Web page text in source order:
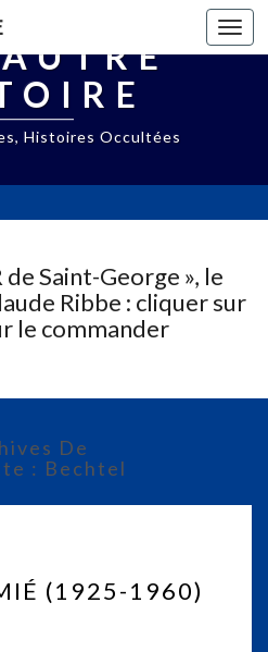
Histoires Occultées
de Saint-George », le
Ribbe : cliquer sur
le commander
De
: Bechtel
É
(1925-1960)